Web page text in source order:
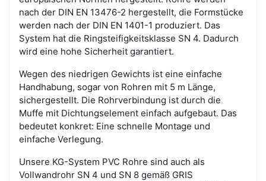
nach der DIN EN 13476-2 hergestellt, die Formstücke
werden nach der DIN EN 1401-1 produziert. Das
System hat die Ringsteifigkeitsklasse SN 4. Dadurch
wird eine hohe Sicherheit garantiert.
Wegen des niedrigen Gewichts ist eine einfache
Handhabung, sogar von Rohren mit 5 m Länge,
sichergestellt. Die Rohrverbindung ist durch die
Muffe mit Dichtungselement einfach aufgebaut. Das
bedeutet konkret: Eine schnelle Montage und
einfache Verlegung.
Unsere KG-System PVC Rohre sind auch als
Vollwandrohr SN 4 und SN 8 gemäß GRIS